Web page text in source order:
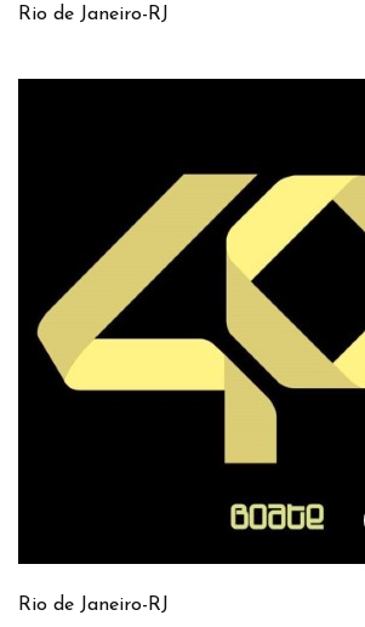
Rio de Janeiro-RJ
Rio de Janeiro-RJ